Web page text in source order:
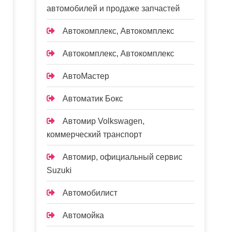
автомобилей и продаже запчастей
Автокомплекс, Автокомплекс
Автокомплекс, Автокомплекс
АвтоМастер
Автоматик Бокс
Автомир Volkswagen,
коммерческий транспорт
Автомир, официальный сервис
Suzuki
Автомобилист
Автомойка